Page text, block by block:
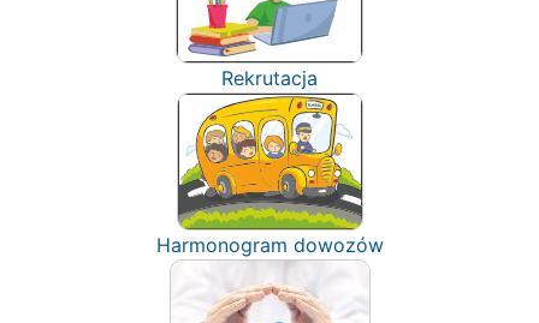
Rekrutacja
Harmonogram dowozów